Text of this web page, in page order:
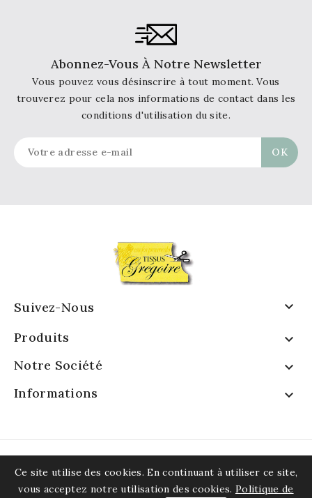
Abonnez-Vous À Notre Newsletter
Vous pouvez vous désinscrire à tout moment. Vous
trouverez pour cela nos informations de contact dans les
conditions d'utilisation du site.
Suivez-Nous 
Produits 
Notre Société 
Informations 
Ce site utilise des cookies. En continuant à utiliser ce site,
vous acceptez notre utilisation des cookies. Politique de